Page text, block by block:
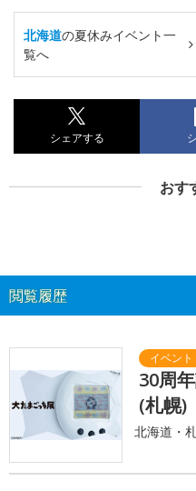
北海道の夏休みイベント一
覧へ
シェアする
おす
閲覧履歴
30周
(札幌)
北海道・